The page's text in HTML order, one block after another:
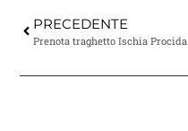
PRECEDENTE
Prenota traghetto Ischia Procida